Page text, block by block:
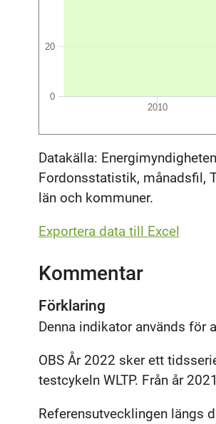
2010
0
20
Datakälla:
Fordonsstatistik, månadsfil,
län och kommuner.
Exportera data till Excel
Kommentar
Förklaring
Denna indikator används för
OBS År 2022 sker ett
testcykeln WLTP. Från år
Referensutvecklingen längs